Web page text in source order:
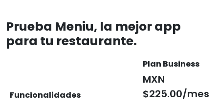
Prueba Meniu, la mejor app
para tu restaurante.
Funcionalidades
Plan Business
MXN
$225.00/mes